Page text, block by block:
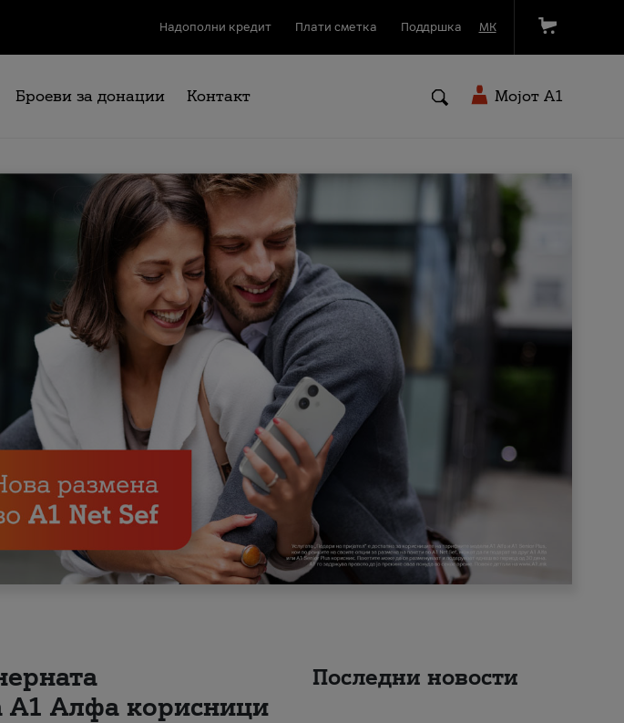
Надополни кредит Плати сметка Поддршка МК
Броеви за донации Контакт Мојот A1
А1 Алфа корисници
Последни новости